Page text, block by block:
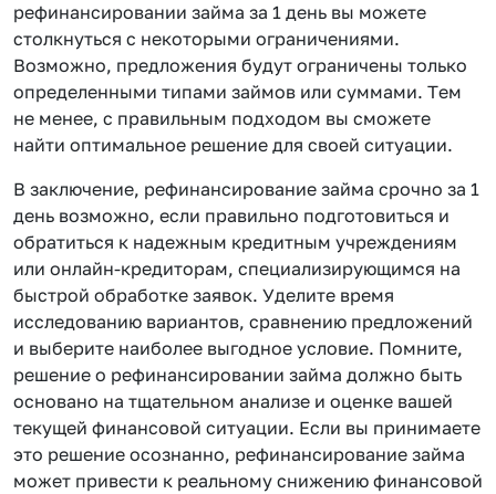
рефинансировании займа за 1 день вы можете
столкнуться с некоторыми ограничениями.
Возможно, предложения будут ограничены только
определенными типами займов или суммами. Тем
не менее, с правильным подходом вы сможете
найти оптимальное решение для своей ситуации.
В заключение, рефинансирование займа срочно за 1
день возможно, если правильно подготовиться и
обратиться к надежным кредитным учреждениям
или онлайн-кредиторам, специализирующимся на
быстрой обработке заявок. Уделите время
исследованию вариантов, сравнению предложений
и выберите наиболее выгодное условие. Помните,
решение о рефинансировании займа должно быть
основано на тщательном анализе и оценке вашей
текущей финансовой ситуации. Если вы принимаете
это решение осознанно, рефинансирование займа
может привести к реальному снижению финансовой